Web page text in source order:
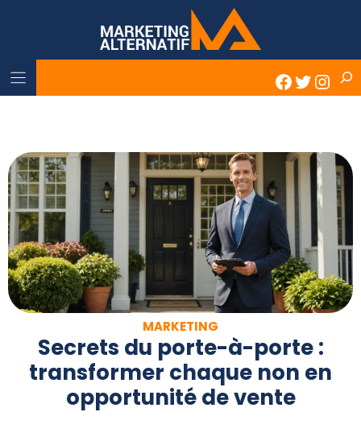
Twitter
MARKETING
Secrets du porte-à-porte :
transformer chaque non en
opportunité de vente